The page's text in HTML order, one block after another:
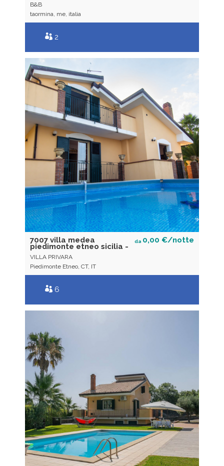
B&B
taormina, me, italia
2
7007 villa medea
piedimonte etneo sicilia -
da 0,00 €/notte
VILLA PRIVARA
Piedimonte Etneo, CT, IT
6